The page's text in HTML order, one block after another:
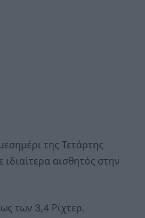
της Τετάρτης
ιδιαίτερα αισθητός στην
των 3,4 Ρίχτερ,